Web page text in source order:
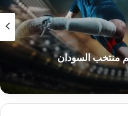
منتخب السودان